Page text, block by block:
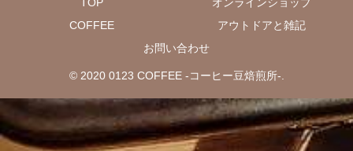
COFFEE
アウトドアと雑記
お問い合わせ
© 2020 0123 COFFEE -コーヒー豆焙煎所-.